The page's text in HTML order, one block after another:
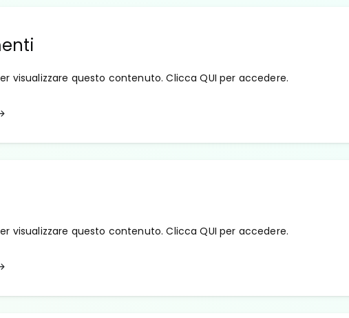
visualizzare questo contenuto. Clicca QUI per accedere.
visualizzare questo contenuto. Clicca QUI per accedere.